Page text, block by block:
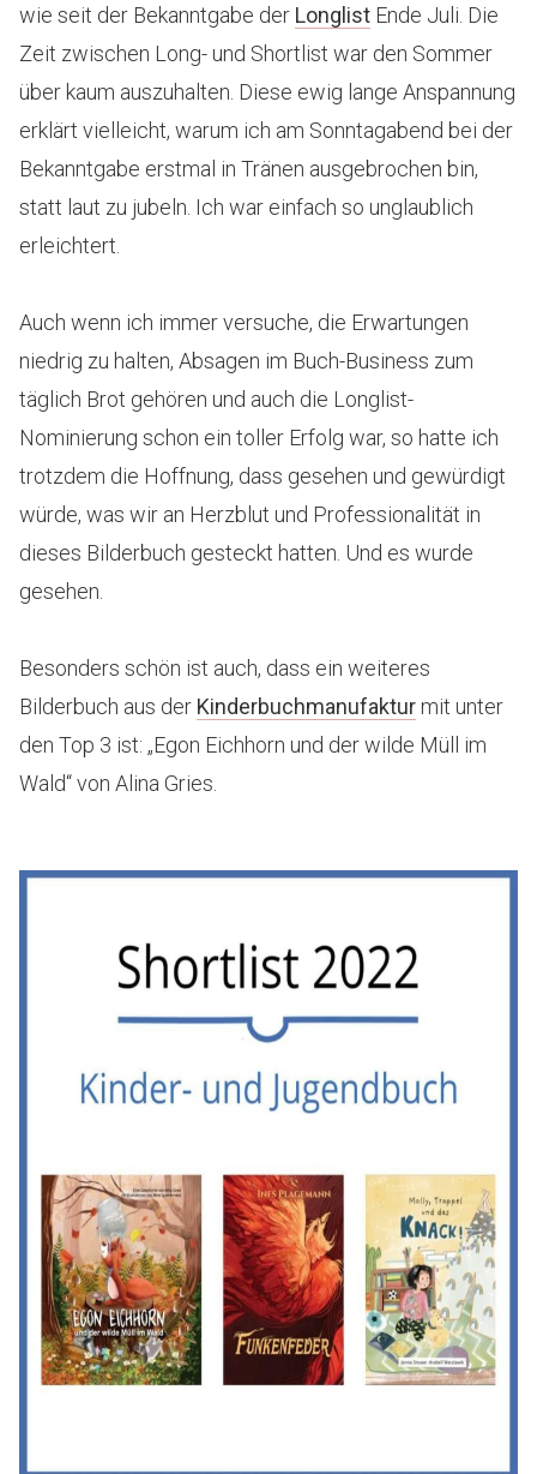
wie seit der Bekanntgabe der Longlist Ende Juli. Die
Zeit zwischen Long- und Shortlist war den Sommer
über kaum auszuhalten. Diese ewig lange Anspannung
erklärt vielleicht, warum ich am Sonntagabend bei der
Bekanntgabe erstmal in Tränen ausgebrochen bin,
statt laut zu jubeln. Ich war einfach so unglaublich
erleichtert.
Auch wenn ich immer versuche, die Erwartungen
niedrig zu halten, Absagen im Buch-Business zum
täglich Brot gehören und auch die Longlist-
Nominierung schon ein toller Erfolg war, so hatte ich
trotzdem die Hoffnung, dass gesehen und gewürdigt
würde, was wir an Herzblut und Professionalität in
dieses Bilderbuch gesteckt hatten. Und es wurde
gesehen.
Besonders schön ist auch, dass ein weiteres
Bilderbuch aus der Kinderbuchmanufaktur mit unter
den Top 3 ist: „Egon Eichhorn und der wilde Müll im
Wald“ von Alina Gries.